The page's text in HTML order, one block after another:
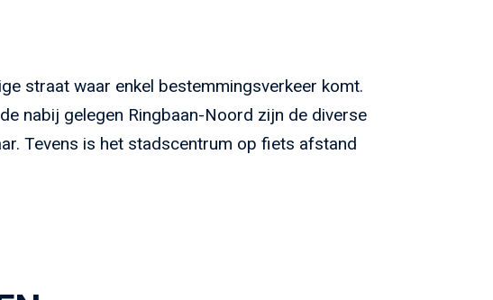
straat waar enkel bestemmingsverkeer komt.
nabij gelegen Ringbaan-Noord zijn de diverse
Tevens is het stadscentrum op fiets afstand